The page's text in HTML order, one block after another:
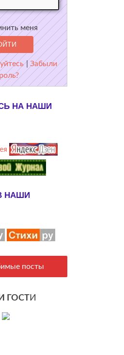
меня
| Забыли
НА НАШИ
НАШИ
посты
ГОСТИ